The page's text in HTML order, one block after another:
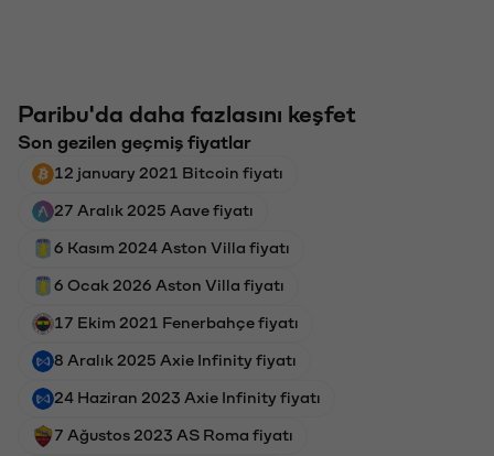
Paribu'da daha fazlasını keşfet
Son gezilen geçmiş fiyatlar
12 january 2021 Bitcoin fiyatı
27 Aralık 2025 Aave fiyatı
6 Kasım 2024 Aston Villa fiyatı
6 Ocak 2026 Aston Villa fiyatı
17 Ekim 2021 Fenerbahçe fiyatı
8 Aralık 2025 Axie Infinity fiyatı
24 Haziran 2023 Axie Infinity fiyatı
7 Ağustos 2023 AS Roma fiyatı